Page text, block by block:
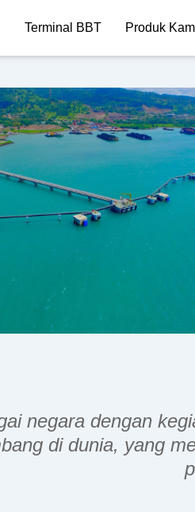
Terminal BBT Produk
negara dengan
di dunia, yang